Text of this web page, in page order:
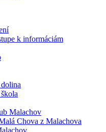
k informáciám
Malachov
Chova z Malachova